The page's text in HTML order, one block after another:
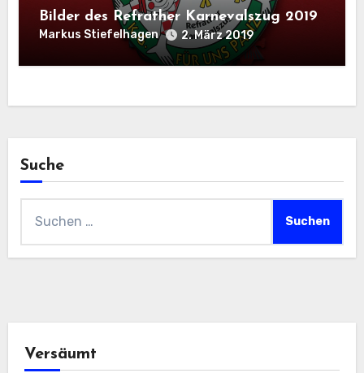
Bilder des Refrather Karnevalszug 2019
Markus Stiefelhagen 2. März 2019
Suche
nach:
Versäumt